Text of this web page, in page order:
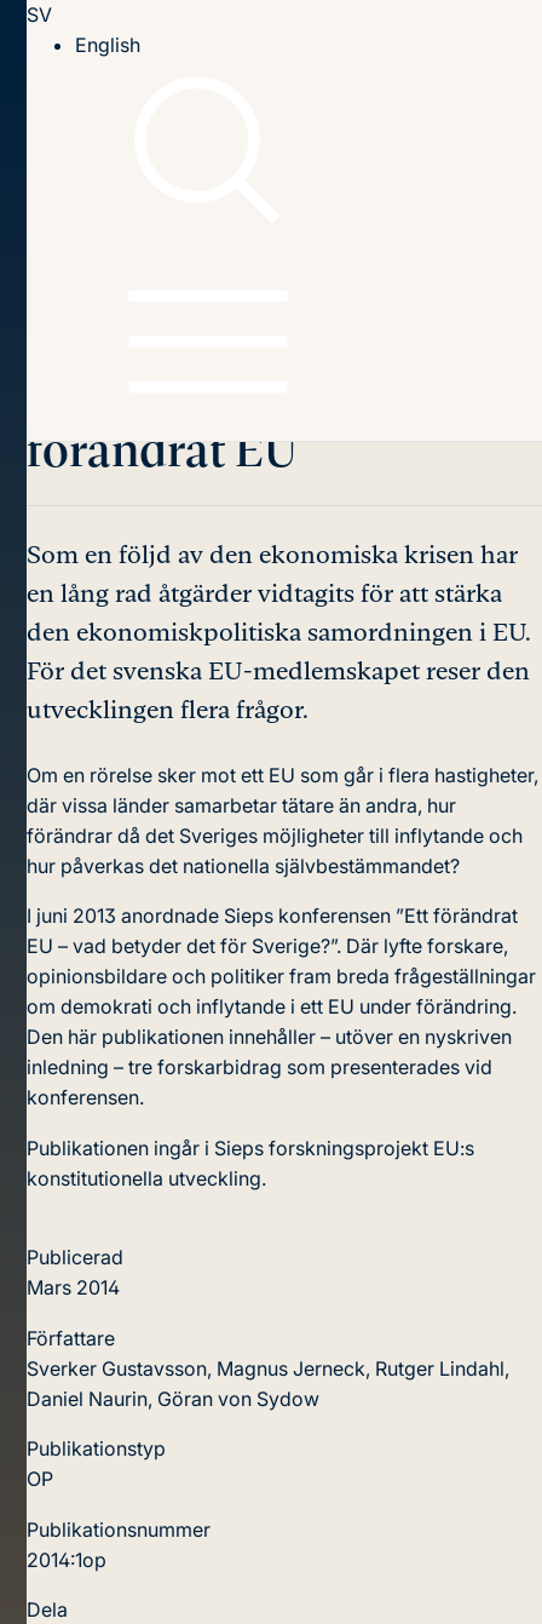
SV
English
förändrat EU
Som en följd av den ekonomiska krisen har
en lång rad åtgärder vidtagits för att stärka
den ekonomiskpolitiska samordningen i EU.
För det svenska EU-medlemskapet reser den
utvecklingen flera frågor.
Om en rörelse sker mot ett EU som går i flera hastigheter,
där vissa länder samarbetar tätare än andra, hur
förändrar då det Sveriges möjligheter till inflytande och
hur påverkas det nationella självbestämmandet?
I juni 2013 anordnade Sieps konferensen ”Ett förändrat
EU – vad betyder det för Sverige?”. Där lyfte forskare,
opinionsbildare och politiker fram breda frågeställningar
om demokrati och inflytande i ett EU under förändring.
Den här publikationen innehåller – utöver en nyskriven
inledning – tre forskarbidrag som presenterades vid
konferensen.
Publikationen ingår i Sieps forskningsprojekt EU:s
konstitutionella utveckling.
Publicerad
Mars 2014
Författare
Sverker Gustavsson, Magnus Jerneck, Rutger Lindahl,
Daniel Naurin, Göran von Sydow
Publikationstyp
OP
Publikationsnummer
2014:1op
Dela